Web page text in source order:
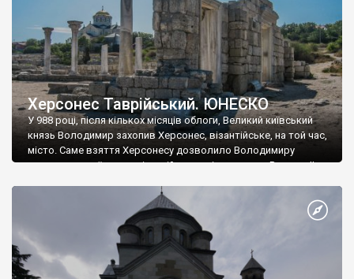
Херсонес Таврійський. ЮНЕСКО
У 988 році, після кількох місяців облоги, Великий київський
князь Володимир захопив Херсонес, візантійське, на той час,
місто. Саме взяття Херсонесу дозволило Володимиру
диктувати свої умови візантійському імператору Василю ІІ, та
Херсонесі Володимир-язичник, став Василем-християнином.
А потім було Хрещення Русі. На честь Херсонесу Таврійського